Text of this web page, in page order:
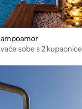
Hill. 3 spavaće sobe s 2 kupaonice